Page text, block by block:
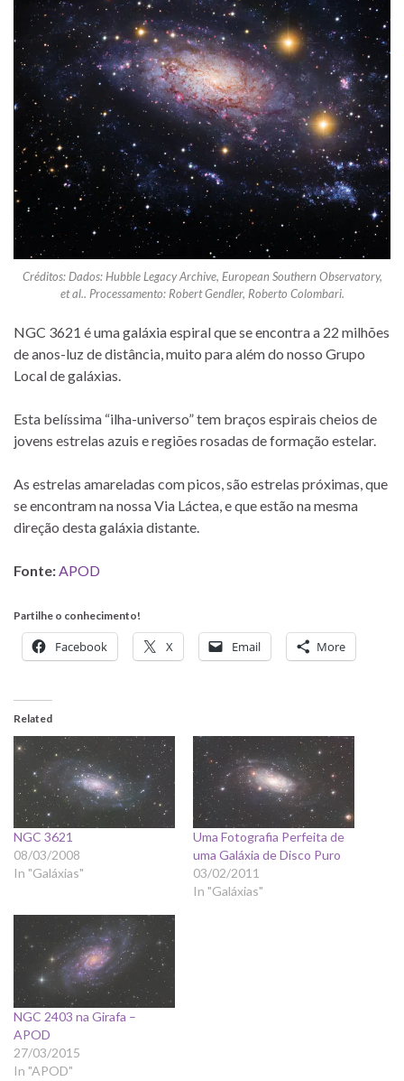
Créditos: Dados: Hubble Legacy Archive, European Southern Observatory,
et al.. Processamento: Robert Gendler, Roberto Colombari.
NGC 3621 é uma galáxia espiral que se encontra a 22 milhões
de anos-luz de distância, muito para além do nosso Grupo
Local de galáxias.
Esta belíssima “ilha-universo” tem braços espirais cheios de
jovens estrelas azuis e regiões rosadas de formação estelar.
As estrelas amareladas com picos, são estrelas próximas, que
se encontram na nossa Via Láctea, e que estão na mesma
direção desta galáxia distante.
Fonte:APOD
Partilhe o conhecimento!
Facebook X Email More
Related
NGC 3621
08/03/2008
In "Galáxias"
Uma Fotografia Perfeita de
uma Galáxia de Disco Puro
03/02/2011
In "Galáxias"
NGC 2403 na Girafa –
APOD
27/03/2015
In "APOD"